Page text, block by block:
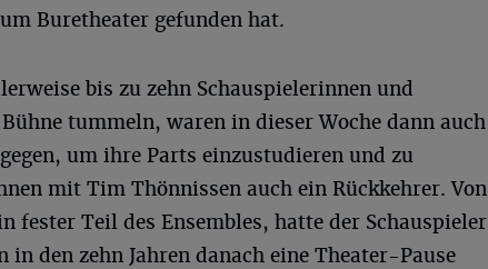
Buretheater gefunden hat.
bis zu zehn Schauspielerinnen und
tummeln, waren in dieser Woche dann auch
um ihre Parts einzustudieren und zu
mit Tim Thönnissen auch ein Rückkehrer. Von
fester Teil des Ensembles, hatte der Schauspieler
in den zehn Jahren danach eine Theater-Pause